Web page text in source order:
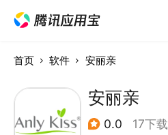
首页 软件 安丽亲
安丽亲
0.0 17下载